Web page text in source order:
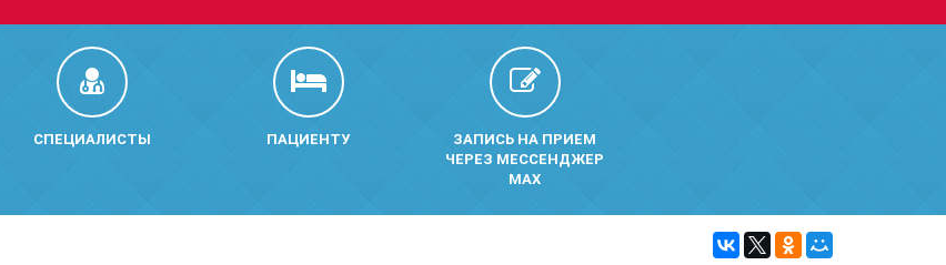
СПЕЦИАЛИСТЫ ПАЦИЕНТУ
ЗАПИСЬ НА ПРИЕМ
ЧЕРЕЗ МЕССЕНДЖЕР
MAX